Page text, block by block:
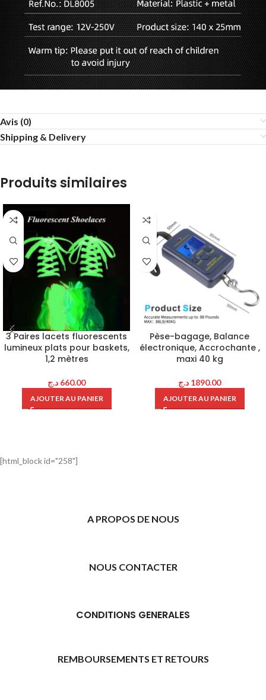
Avis (0)
Shipping & Delivery
Produits similaires
3 Paires lacets fluorescents
lumineux plats pour baskets,
1,2 mètres
660.00 د.ج
AJOUTER AU PANIER
Pèse-bagage, Balance
électronique, Accrochante ,
maxi 40 kg
1890.00 د.ج
AJOUTER AU PANIER
[html_block id="258"]
A PROPOS DE NOUS
NOUS CONTACTER
CONDITIONS GENERALES
REMBOURSEMENTS ET RETOURS